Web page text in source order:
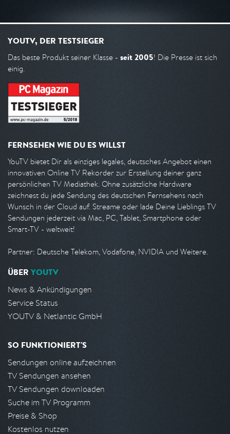
YOUTV, DER TESTSIEGER
Das beste Produkt seiner Klasse - seit 2005! Die Presse ist sich
einig.
FERNSEHEN WIE DU ES WILLST
YouTV bietet Dir als einziges legales, deutsches Angebot einen
innovativen Online TV Rekorder zur Erstellung deiner ganz
persönlichen TV Mediathek. Ohne zusätzliche Hardware
zeichnest du jede Sendung des deutschen Fernsehens nach
Wunsch in der Cloud auf. Streame oder lade Deine Lieblings TV
Sendungen jederzeit via Mac, PC, Tablet, Smartphone oder
Smart-TV - weltweit!
Partner: Deutsche Telekom, Vodafone, NVIDIA und Weitere.
ÜBER YOUTV
News & Ankündigungen
Service Status
YOUTV & Netlantic GmbH
SO FUNKTIONIERT'S
Sendungen online aufzeichnen
TV Sendungen ansehen
TV Sendungen downloaden
Suche im TV Programm
Preise & Shop
Kostenlos nutzen